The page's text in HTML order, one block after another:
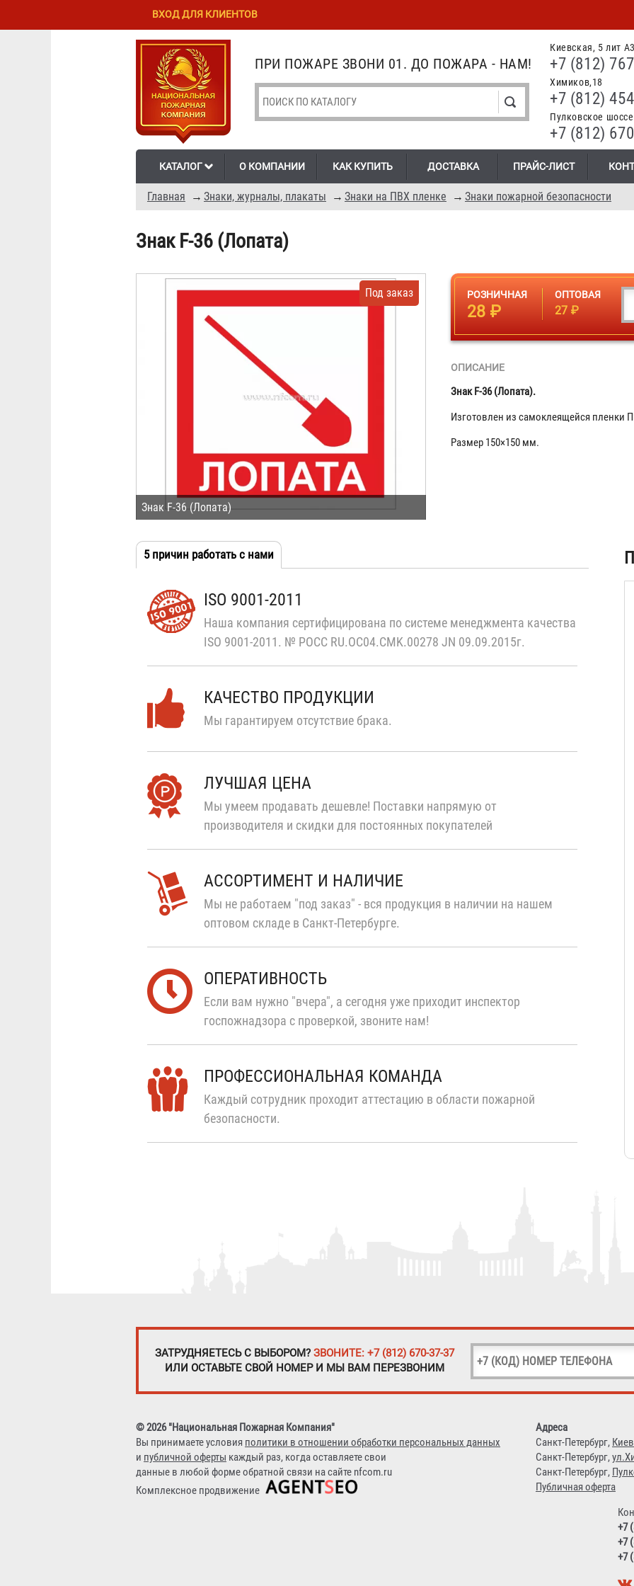
Перейти к
содержанию
Skip to
Киевская, 5 лит А3
+7 (812)
Химиков,18
+7 (812)
Пулковское
+7 (812)
ПРИ ПОЖАРЕ ЗВОНИ 01. ДО ПОЖАРА - НАМ!
КАТАЛОГ О КОМПАНИИ КАК КУПИТЬ ДОСТАВКА ПРАЙС-ЛИСТ
Главная → Знаки, журналы, плакаты → Знаки на ПВХ пленке → Знаки пожарной безопасности
ВХОД ДЛЯ КЛИЕНТОВ
Знак F-36 (Лопата)
Знак F-36 (Лопата)
Под заказ РОЗНИЧНАЯ
28 ₽
ОПТОВАЯ
27 ₽
ОПИСАНИЕ
Знак F-36 (Лопата).
Изготовлен из самоклеящейся пленки
Размер 150×150 мм.
Табы
5 причин работать с нами
ISO 9001-2011
Наша компания сертифицирована по системе менеджмента качества
ISO 9001-2011. № РОСС RU.OC04.CMK.00278 JN 09.09.2015г.
КАЧЕСТВО ПРОДУКЦИИ
Мы гарантируем отсутствие брака.
ЛУЧШАЯ ЦЕНА
Мы умеем продавать дешевле! Поставки напрямую от
производителя и скидки для постоянных покупателей
АССОРТИМЕНТ И НАЛИЧИЕ
Мы не работаем "под заказ" - вся продукция в наличии на нашем
оптовом складе в Санкт-Петербурге.
ОПЕРАТИВНОСТЬ
Если вам нужно "вчера", а сегодня уже приходит инспектор
госпожнадзора с проверкой, звоните нам!
ПРОФЕССИОНАЛЬНАЯ КОМАНДА
Каждый сотрудник проходит аттестацию в области пожарной
безопасности.
ЗАТРУДНЯЕТЕСЬ С ВЫБОРОМ? ЗВОНИТЕ: +7 (812) 670-37-37
ИЛИ ОСТАВЬТЕ СВОЙ НОМЕР И МЫ ВАМ ПЕРЕЗВОНИМ
© 2026 "Национальная Пожарная Компания"
Вы принимаете условия политики в отношении обработки персональных данных
и публичной оферты каждый раз, когда оставляете свои
данные в любой форме обратной связи на сайте nfcom.ru
Комплексное продвижение
Адреса
Санкт-Петербург,
Санкт-Петербург,
Санкт-Петербург,
Публичная оферта
+7
+7
+7